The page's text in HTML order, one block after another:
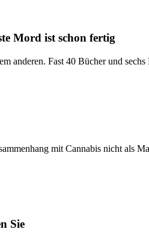
Mord ist schon fertig
anderen. Fast 40 Bücher und
mit Cannabis nicht als
Sie